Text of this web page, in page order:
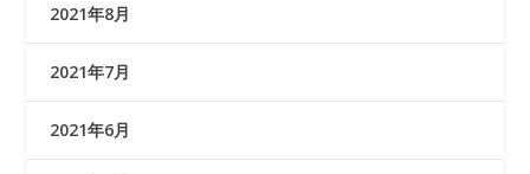
2021年8月
2021年7月
2021年6月